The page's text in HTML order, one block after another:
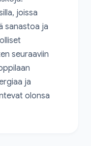
joissa
sanastoa ja
seuraaviin
ja
olonsa